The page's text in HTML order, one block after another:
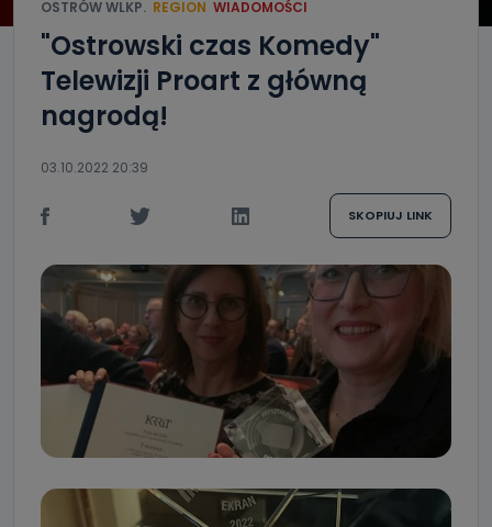
OSTRÓW WLKP. REGION WIADOMOŚCI
"Ostrowski czas Komedy"
Telewizji Proart z główną
nagrodą!
03.10.2022 20:39
SKOPIUJ LINK